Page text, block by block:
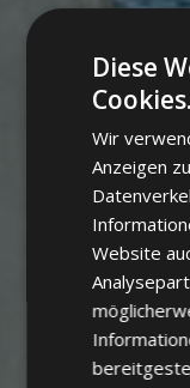
Diese
Cookies.
Wir
Anzeigen
Website